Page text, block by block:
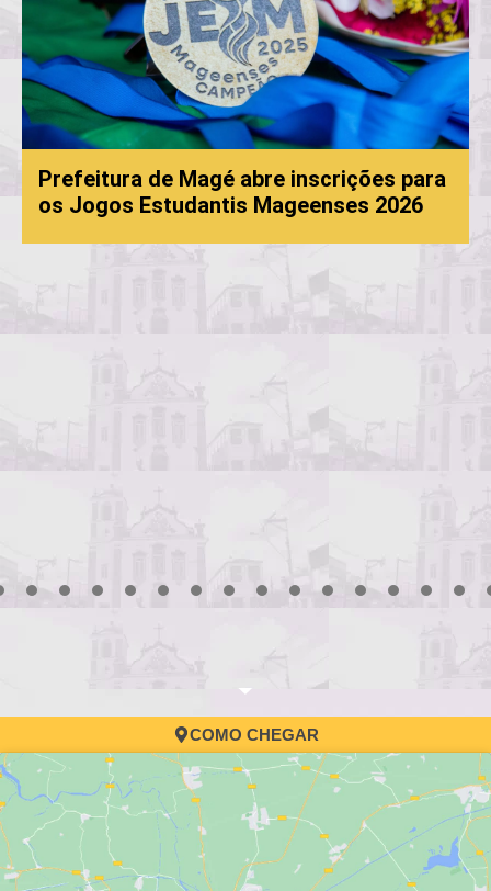
Prefeitura de Magé abre inscrições para
os Jogos Estudantis Mageenses 2026
COMO CHEGAR